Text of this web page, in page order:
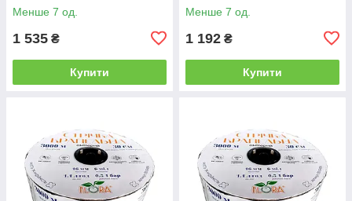
Менше 7 од.
1 535 ₴
Купити
Менше 7 од.
1 192 ₴
Купити